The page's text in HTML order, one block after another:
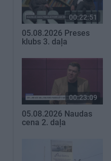
00:22:51
05.08.2026 Preses
klubs 3. daļa
00:23:09
05.08.2026 Naudas
cena 2. daļa